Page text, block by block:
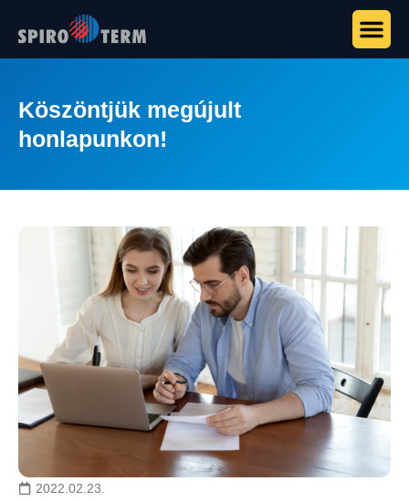
Köszöntjük megújult
honlapunkon!
2022.02.23.